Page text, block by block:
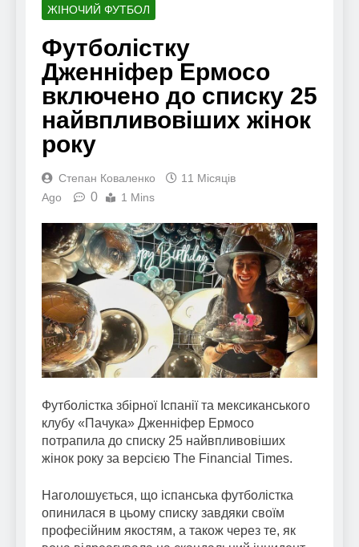
ЖІНОЧИЙ ФУТБОЛ
Футболістку
Дженніфер Ермосо
включено до списку 25
найвпливовіших жінок
року
Степан Коваленко
11 Місяців
Ago
0 1 Mins
Футболістка збірної Іспанії та мексиканського
клубу «Пачука» Дженніфер Ермосо
потрапила до списку 25 найвпливовіших
жінок року за версією The Financial Times.
Наголошується, що іспанська футболістка
опинилася в цьому списку завдяки своїм
професійним якостям, а також через те, як